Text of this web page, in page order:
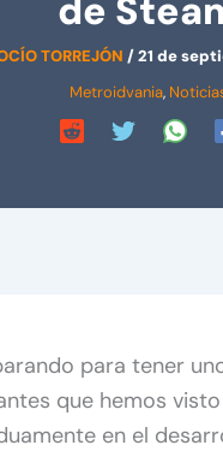
de
TORREJÓN /21 de
Metroidvania,
para tener
que hemos
en el